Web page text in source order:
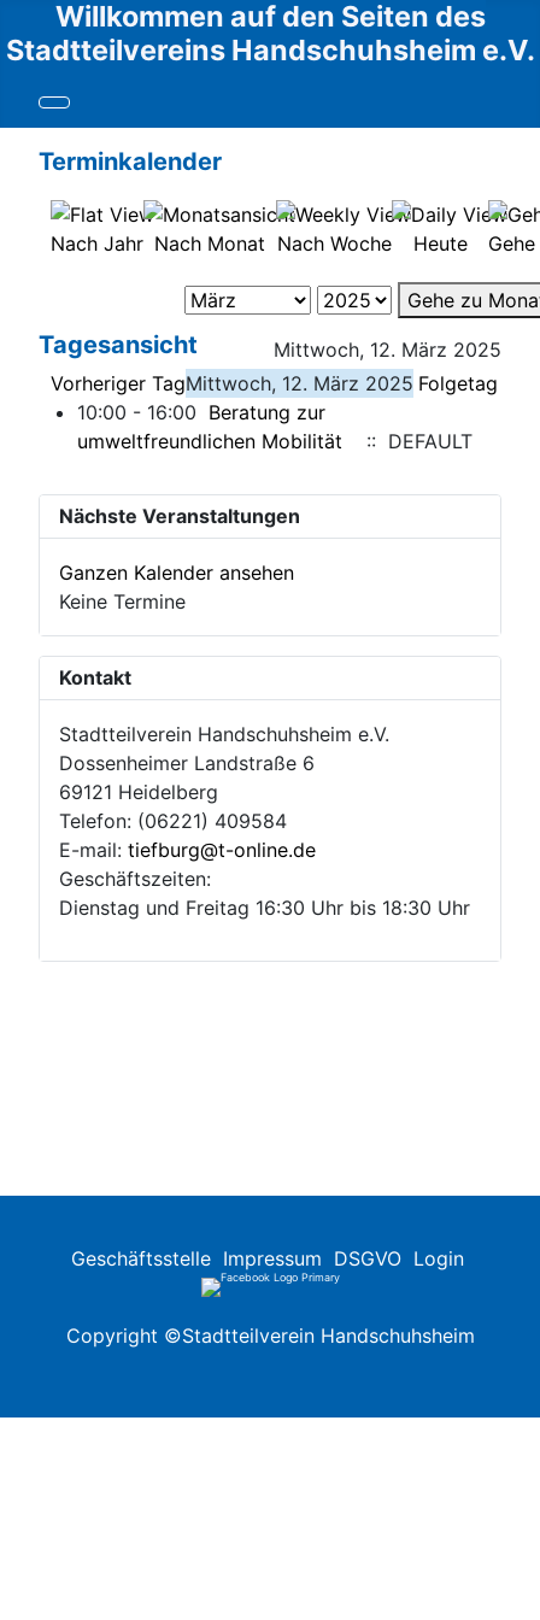
Willkommen auf den Seiten des
Stadtteilvereins Handschuhsheim e.V.
Terminkalender
Nach Jahr Nach Monat Nach Woche Heute
Gehe zu
Tagesansicht
Mittwoch, 12. März 2025
Vorheriger TagMittwoch, 12. März 2025 Folgetag
10:00 - 16:00 Beratung zur
umweltfreundlichen Mobilität
:: DEFAULT
Nächste Veranstaltungen
Ganzen Kalender ansehen
Keine Termine
Kontakt
Stadtteilverein Handschuhsheim e.V.
Dossenheimer Landstraße 6
69121 Heidelberg
Telefon: (06221) 409584
E-mail: tiefburg@t-online.de
Geschäftszeiten:
Dienstag und Freitag 16:30 Uhr bis 18:30 Uhr
Geschäftsstelle Impressum DSGVO Login
Copyright ©Stadtteilverein Handschuhsheim